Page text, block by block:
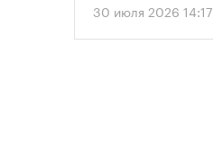
метров.
30 июля 2026 14:17